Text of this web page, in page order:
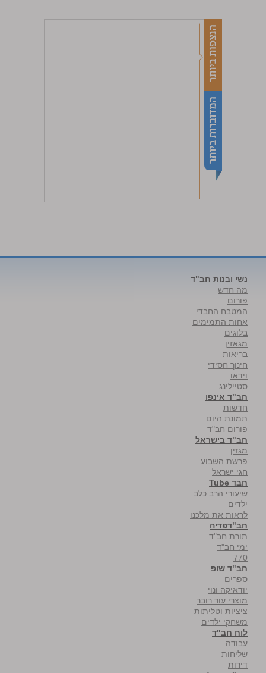
נשי ובנות חב"ד
מה חדש
פורום
המטבח החבדי
אחות התמימים
בלוגים
מגאזין
בריאות
חינוך חסידי
וידאו
סטיילינג
חב"ד אינפו
חדשות
תמונת היום
פורום חב"ד
חב"ד בישראל
מגזין
פרשת השבוע
חגי ישראל
חבד Tube
שיעורי הרב כלב
ילדים
לראות את מלכנו
חב"דפדיה
תורת חב"ד
ימי חב"ד
770
חב"ד שופ
ספרים
יודאיקה ונוי
מוצרי עור רובר
ציציות וטליתות
משחקי ילדים
לוח חב"ד
עבודה
שליחות
דירות